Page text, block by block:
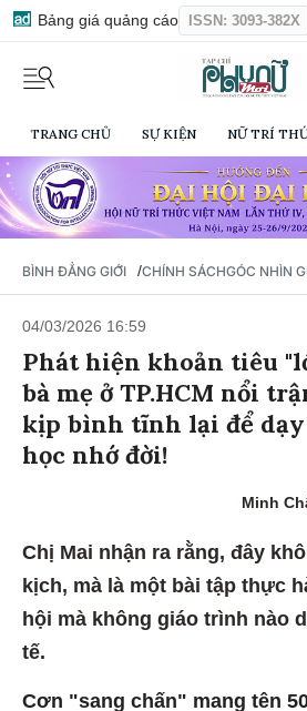
Bảng giá quảng cáo ISSN: 3093-382X
TRANG CHỦ SỰ KIỆN NỮ TRÍ
BÌNH ĐẲNG GIỚI /CHÍNH SÁCHGÓC NHÌN
04/03/2026 16:59
Phát hiện khoản tiêu
bà mẹ ở TP.HCM nổi
kịp bình tĩnh lại để
học nhớ đời!
Minh
Chị Mai nhận ra rằng, đây
kịch, mà là một bài tập thực
hội mà không giáo trình nào
tế.
Cơn "sang chấn" mang tên